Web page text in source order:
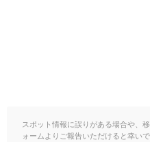
スポット情報に誤りがある場合や、
ォームよりご報告いただけると幸いで